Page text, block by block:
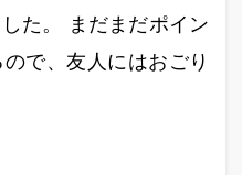
た。 まだまだポイン
で、友人にはおごり